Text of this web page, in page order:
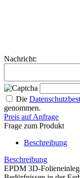
Nachricht:
Die
genommen.
Preis auf Anfrage
Frage zum Produkt
Beschreibung
Beschreibung
EPDM 3D-